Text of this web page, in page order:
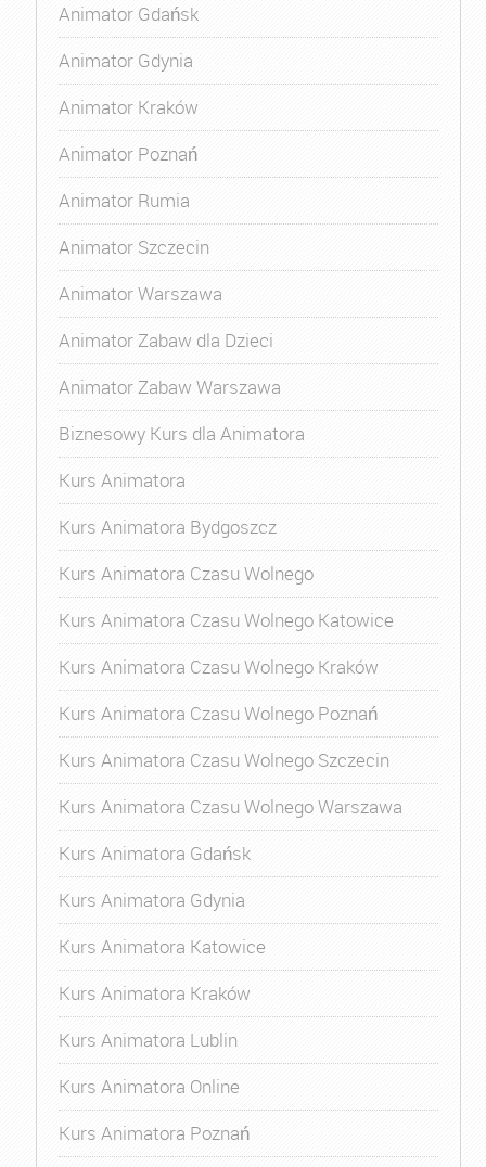
Animator Gdańsk
Animator Gdynia
Animator Kraków
Animator Poznań
Animator Rumia
Animator Szczecin
Animator Warszawa
Animator Zabaw dla Dzieci
Animator Zabaw Warszawa
Biznesowy Kurs dla Animatora
Kurs Animatora
Kurs Animatora Bydgoszcz
Kurs Animatora Czasu Wolnego
Kurs Animatora Czasu Wolnego Katowice
Kurs Animatora Czasu Wolnego Kraków
Kurs Animatora Czasu Wolnego Poznań
Kurs Animatora Czasu Wolnego Szczecin
Kurs Animatora Czasu Wolnego Warszawa
Kurs Animatora Gdańsk
Kurs Animatora Gdynia
Kurs Animatora Katowice
Kurs Animatora Kraków
Kurs Animatora Lublin
Kurs Animatora Online
Kurs Animatora Poznań